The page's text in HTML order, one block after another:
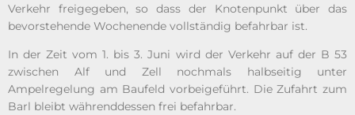
Verkehr freigegeben, so dass der Knotenpunkt über das
bevorstehende Wochenende vollständig befahrbar ist.
In der Zeit vom 1. bis 3. Juni wird der Verkehr auf der B 53
zwischen Alf und Zell nochmals halbseitig unter
Ampelregelung am Baufeld vorbeigeführt. Die Zufahrt zum
Barl bleibt währenddessen frei befahrbar.